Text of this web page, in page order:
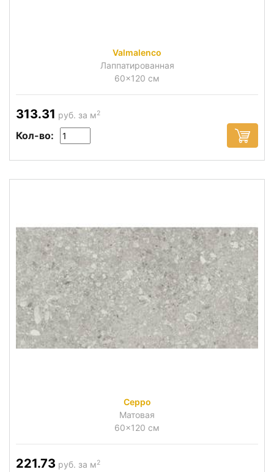
Valmalenco
Лаппатированная
60x120 см
313.31 руб. за м2
Кол-во:
Ceppo
Матовая
60x120 см
221.73 руб. за м2